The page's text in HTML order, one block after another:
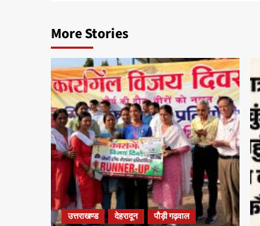
More Stories
उत्तराखण्ड देहरादून पौड़ी गढ़वाल